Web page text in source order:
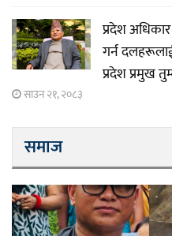
प्रदेश
गर्न
प्रदेश प्रमुख
साउन २१, २०८३
समाज